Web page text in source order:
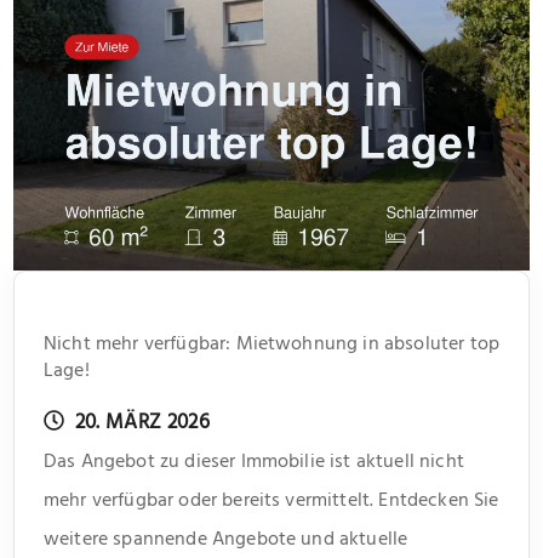
Nicht mehr verfügbar: Mietwohnung in absoluter top
Lage!
20. MÄRZ 2026
Das Angebot zu dieser Immobilie ist aktuell nicht
mehr verfügbar oder bereits vermittelt. Entdecken Sie
weitere spannende Angebote und aktuelle